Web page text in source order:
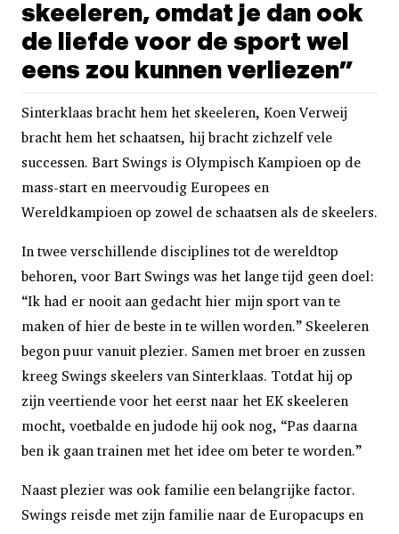
skeeleren, omdat je dan ook
de liefde voor de sport wel
eens zou kunnen verliezen”
Sinterklaas bracht hem het skeeleren, Koen Verweij
bracht hem het schaatsen, hij bracht zichzelf vele
successen. Bart Swings is Olympisch Kampioen op de
mass-start en meervoudig Europees en
Wereldkampioen op zowel de schaatsen als de skeelers.
In twee verschillende disciplines tot de wereldtop
behoren, voor Bart Swings was het lange tijd geen doel:
“Ik had er nooit aan gedacht hier mijn sport van te
maken of hier de beste in te willen worden.” Skeeleren
begon puur vanuit plezier. Samen met broer en zussen
kreeg Swings skeelers van Sinterklaas. Totdat hij op
zijn veertiende voor het eerst naar het EK skeeleren
mocht, voetbalde en judode hij ook nog, “Pas daarna
ben ik gaan trainen met het idee om beter te worden.”
Naast plezier was ook familie een belangrijke factor.
Swings reisde met zijn familie naar de Europacups en